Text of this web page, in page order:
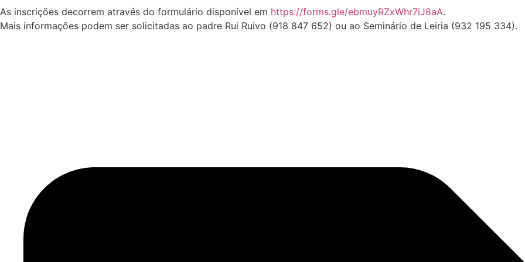
As inscrições decorrem através do formulário disponível em https://forms.gle/ebmuyRZxWhr7iJ8aA.
Mais informações podem ser solicitadas ao padre Rui Ruivo (918 847 652) ou ao Seminário de Leiria (932 195 334).